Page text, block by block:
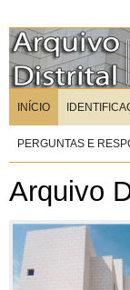
INÍCIO
PERGUNTAS E
Arquivo